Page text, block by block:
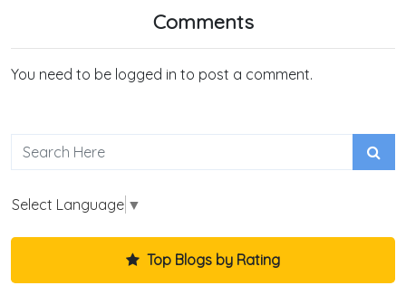
Comments
You need to be logged in to post a comment.
Select Language ▼
Top Blogs by Rating